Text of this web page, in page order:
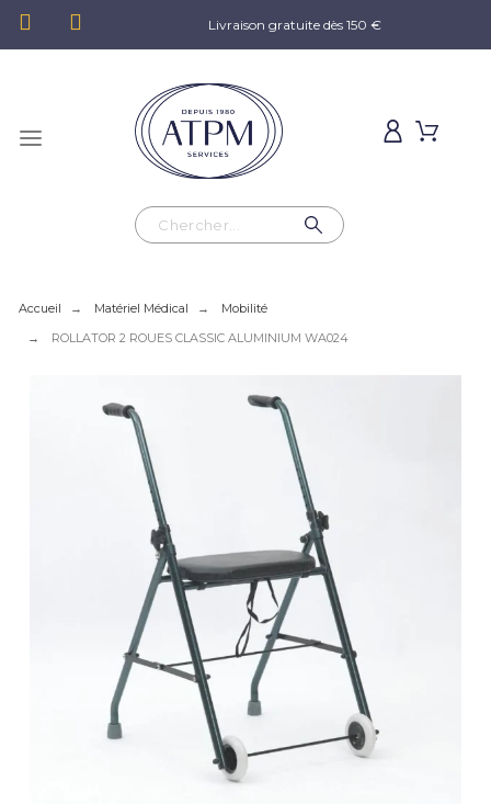
Livraison gratuite dès 150 €
Accueil Matériel Médical
Mobilité
ROLLATOR 2 ROUES CLASSIC ALUMINIUM WA024